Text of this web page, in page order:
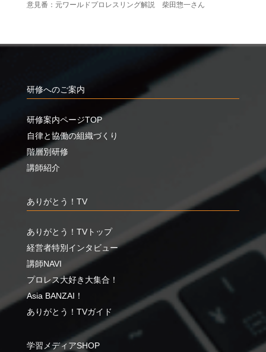
意見番：元ワールドプロレスリング解説 柴田惣一さん
研修へのご案内
研修案内ページTOP
自律と協働の組織づくり
階層別研修
講師紹介
ありがとう！TV
ありがとう！TVトップ
経営者特別インタビュー
講師NAVI
プロレス大好き大集合！
Asia BANZAI！
ありがとう！TVガイド
学習メディアSHOP